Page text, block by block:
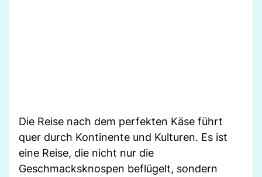
Die Reise nach dem perfekten Käse führt
quer durch Kontinente und Kulturen. Es ist
eine Reise, die nicht nur die
Geschmacksknospen beflügelt, sondern